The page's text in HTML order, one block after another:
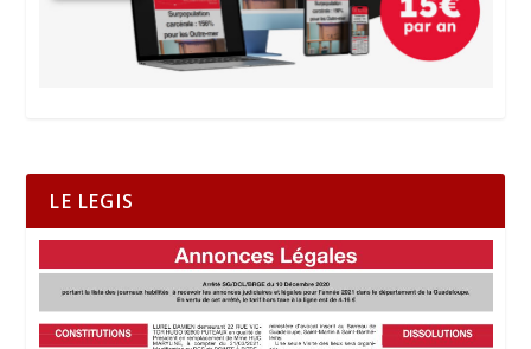
LE LEGIS